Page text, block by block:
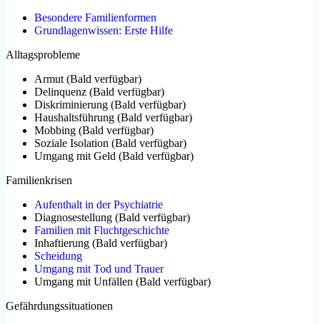
Besondere Familienformen
Grundlagenwissen: Erste Hilfe
Alltagsprobleme
Armut (Bald verfügbar)
Delinquenz (Bald verfügbar)
Diskriminierung (Bald verfügbar)
Haushaltsführung (Bald verfügbar)
Mobbing (Bald verfügbar)
Soziale Isolation (Bald verfügbar)
Umgang mit Geld (Bald verfügbar)
Familienkrisen
Aufenthalt in der Psychiatrie
Diagnosestellung (Bald verfügbar)
Familien mit Fluchtgeschichte
Inhaftierung (Bald verfügbar)
Scheidung
Umgang mit Tod und Trauer
Umgang mit Unfällen (Bald verfügbar)
Gefährdungssituationen